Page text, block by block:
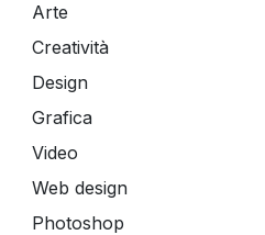
Arte
Creatività
Design
Grafica
Video
Web design
Photoshop